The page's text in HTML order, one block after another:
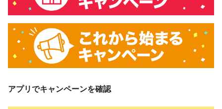
アプリでキャンペーンを確認